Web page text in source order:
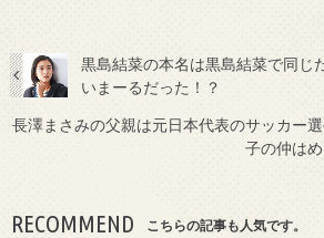
黒島結菜の本名は黒島結菜で同じ
いまーるだった！？
長澤まさみの父親は元日本代表のサッカー
子の仲は
RECOMMEND こちらの記事も人気です。